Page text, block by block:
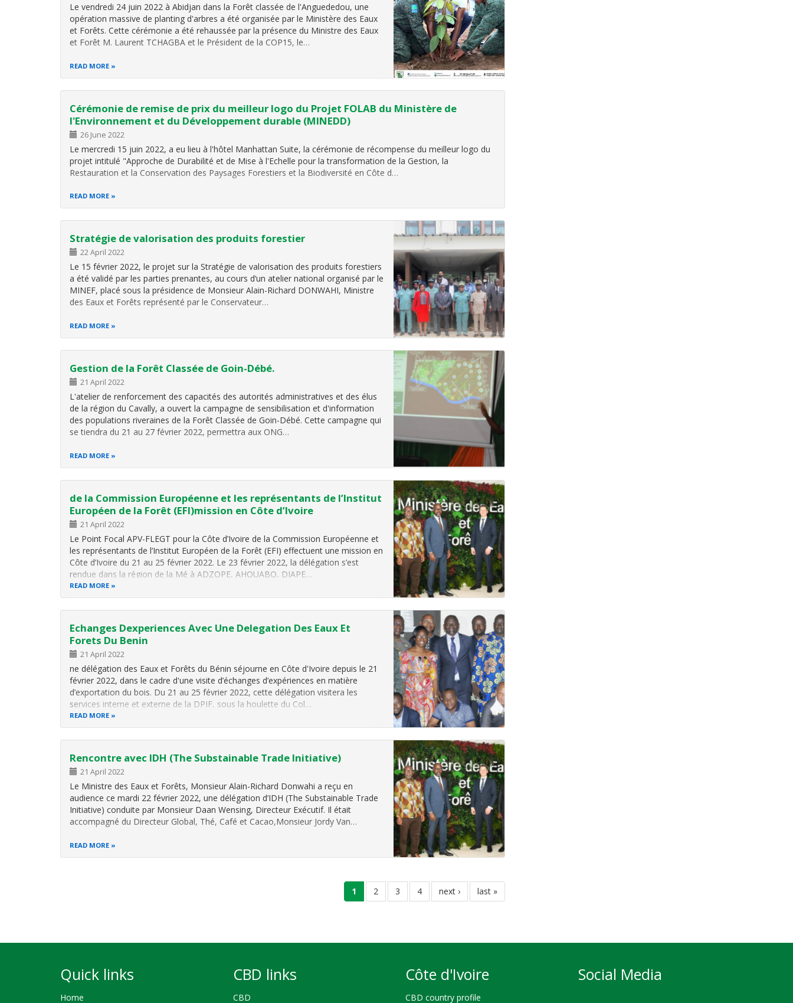
Le vendredi 24 juin 2022 à Abidjan dans la Forêt classée de l'Anguededou, une
opération massive de planting d'arbres a été organisée par le Ministère des Eaux
et Forêts. Cette cérémonie a été rehaussée par la présence du Ministre des Eaux
et Forêt M. Laurent TCHAGBA et le Président de la COP15, le…
READ MORE
Cérémonie de remise de prix du meilleur logo du Projet FOLAB du Ministère de
l'Environnement et du Développement durable (MINEDD)
26 June 2022
Le mercredi 15 juin 2022, a eu lieu à l'hôtel Manhattan Suite, la cérémonie de récompense du meilleur logo du
projet intitulé "Approche de Durabilité et de Mise à l'Echelle pour la transformation de la Gestion, la
Restauration et la Conservation des Paysages Forestiers et la Biodiversité en Côte d…
READ MORE
Stratégie de valorisation des produits forestier
22 April 2022
Le 15 février 2022, le projet sur la Stratégie de valorisation des produits forestiers
a été validé par les parties prenantes, au cours d’un atelier national organisé par le
MINEF, placé sous la présidence de Monsieur Alain-Richard DONWAHI, Ministre
des Eaux et Forêts représenté par le Conservateur…
READ MORE
Gestion de la Forêt Classée de Goin-Débé.
21 April 2022
L'atelier de renforcement des capacités des autorités administratives et des élus
de la région du Cavally, a ouvert la campagne de sensibilisation et d'information
des populations riveraines de la Forêt Classée de Goin-Débé. Cette campagne qui
se tiendra du 21 au 27 février 2022, permettra aux ONG…
READ MORE
de la Commission Européenne et les représentants de l’Institut
Européen de la Forêt (EFI)mission en Côte d’Ivoire
21 April 2022
Le Point Focal APV-FLEGT pour la Côte d’Ivoire de la Commission Européenne et
les représentants de l’Institut Européen de la Forêt (EFI) effectuent une mission en
Côte d’Ivoire du 21 au 25 février 2022. Le 23 février 2022, la délégation s’est
rendue dans la région de la Mé à ADZOPE, AHOUABO, DIAPE…
READ MORE
Echanges Dexperiences Avec Une Delegation Des Eaux Et
Forets Du Benin
21 April 2022
ne délégation des Eaux et Forêts du Bénin séjourne en Côte d'Ivoire depuis le 21
février 2022, dans le cadre d'une visite d’échanges d’expériences en matière
d’exportation du bois. Du 21 au 25 février 2022, cette délégation visitera les
services interne et externe de la DPIF, sous la houlette du Col…
READ MORE
Rencontre avec IDH (The Substainable Trade Initiative)
21 April 2022
Le Ministre des Eaux et Forêts, Monsieur Alain-Richard Donwahi a reçu en
audience ce mardi 22 février 2022, une délégation d’IDH (The Substainable Trade
Initiative) conduite par Monsieur Daan Wensing, Directeur Exécutif. Il était
accompagné du Directeur Global, Thé, Café et Cacao,Monsieur Jordy Van…
READ MORE
current
page
1 page
2 page
3 page
4
next
page
next ›
last
page
last »
Quick links
Home
CBD links
CBD
Côte d'Ivoire
CBD country profile
Social Media